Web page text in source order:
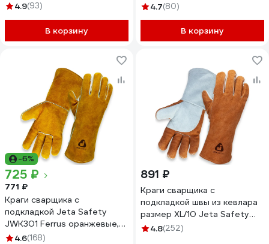
4.9(93)
В корзину
4.7(80)
В корзину
-6%
725 ₽
771 ₽
Краги сварщика с
подкладкой Jeta Safety
JWK301 Ferrus оранжевые,
р.10/XL JWK301-XL
4.6(168)
891 ₽
Краги сварщика с
подкладкой швы из кевлара
размер XL/10 Jeta Safety
JWK401-XL
4.8(252)